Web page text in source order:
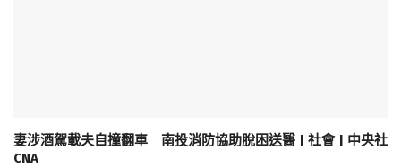
妻涉酒駕載夫自撞翻車 南投消防協助脫困送醫 | 社會 | 中央社
CNA